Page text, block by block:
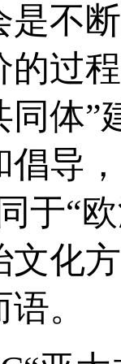
是不
的过
同体
导
于“
化
。